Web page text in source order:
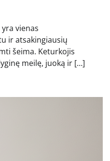
vienas
ir atsakingiausių
šeima. Keturkojis
meilę, juoką ir […]